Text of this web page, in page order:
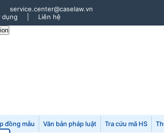
service.center@caselaw.vn
dụng
Liên hệ
đồng mẫu Văn bản pháp luật Tra cứu mã HS